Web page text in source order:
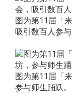
图为第11届「
吸引数百人参与
图为第11届「
参与师生踊跃。